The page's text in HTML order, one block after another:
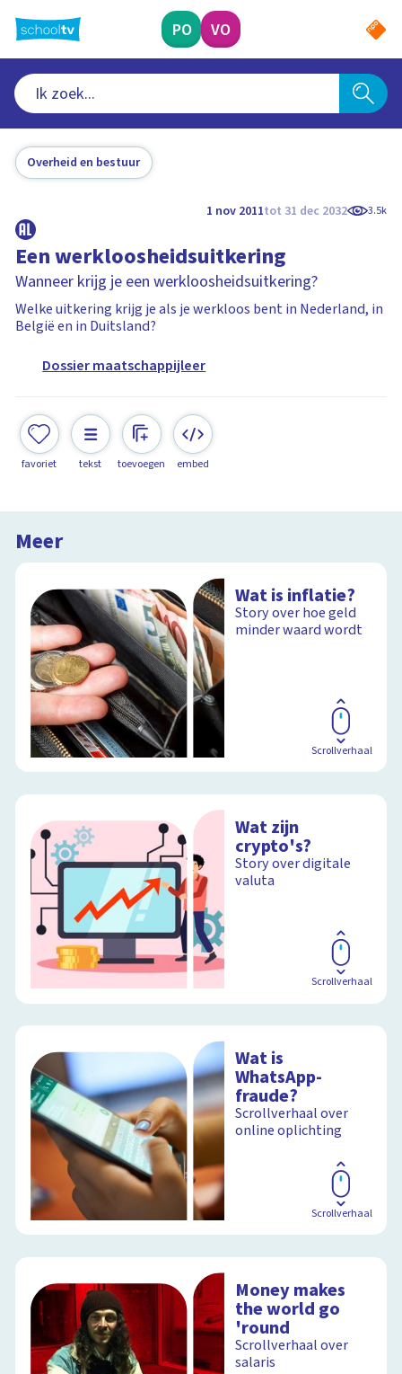
naar
hoofdinhoud
PO VO
Overheid en bestuur
1 nov 2011tot 31 dec 2032 3.5k
Een werkloosheidsuitkering
Wanneer krijg je een werkloosheidsuitkering?
Welke uitkering krijg je als je werkloos bent in Nederland, in
België en in Duitsland?
Dossier maatschappijleer
favoriet tekst toevoegen embed
Meer
Wat is inflatie?
Story over hoe geld
minder waard wordt
Scrollverhaal
Wat zijn
crypto's?
Story over digitale
valuta
Scrollverhaal
Wat is
WhatsApp-
fraude?
Scrollverhaal over
online oplichting
Scrollverhaal
Money makes
the world go
'round
Scrollverhaal over
salaris